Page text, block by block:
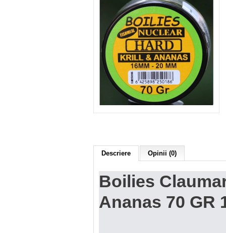
Descriere Opinii (0)
Boilies
Ananas 70 GR